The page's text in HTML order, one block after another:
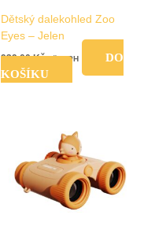
Dětský dalekohled Zoo
Eyes – Jelen
939,00Kč vč. DPH
DO
KOŠÍKU